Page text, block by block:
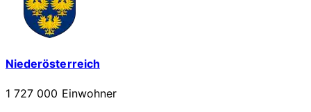
Niederösterreich
1 727 000 Einwohner